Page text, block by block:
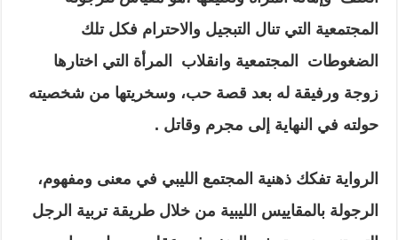
المجتمعية التي تنال التبجيل والاحترام فكل تلك
الضغوطات المجتمعية وانقلاب المرأة التي اختارها
زوجة ورفيقة له بعد قصة حب، وسخريتها من شخصيته
حولته في النهاية إلى مجرم وقاتل .
الرواية تفكك ذهنية المجتمع الليبي في معنى ومفهوم،
الرجولة بالمقاييس الليبية من خلال طريقة تربية الرجل